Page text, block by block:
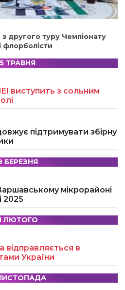
другого туру Чемпіонату
флорболісти
ТРАВНЯ
виступить з сольним
підтримувати збірну
БЕРЕЗНЯ
мікрорайоні
2025
ЛЮТОГО
відправляється в
України